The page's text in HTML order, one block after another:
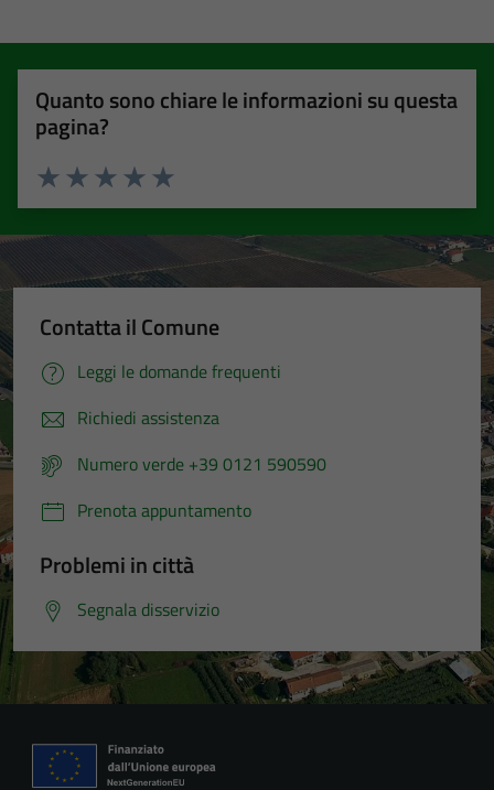
Quanto sono chiare le informazioni su questa
pagina?
Valuta 5 stelle su 5
Valuta 4 stelle su 5
Valuta 3 stelle su 5
Valuta 2 stelle su 5
Valuta 1 stelle su 5
Contatta il Comune
Leggi le domande frequenti
Richiedi assistenza
Numero verde +39 0121 590590
Prenota appuntamento
Problemi in città
Segnala disservizio